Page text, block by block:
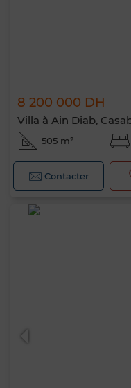
8 200 000 DH
Villa à Ain Diab,
505 m²
Contacter